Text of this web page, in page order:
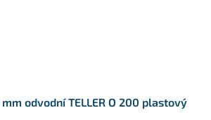
odvodní TELLER O 200 plastový